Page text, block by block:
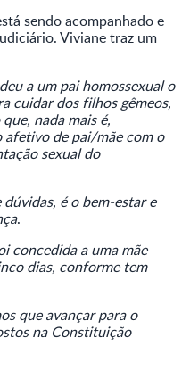
sendo acompanhado e
Viviane traz um
a um pai homossexual o
cuidar dos filhos gêmeos,
nada mais é,
de pai/mãe com o
sexual do
é o bem-estar e
.
concedida a uma mãe
dias, conforme tem
que avançar para o
na Constituição